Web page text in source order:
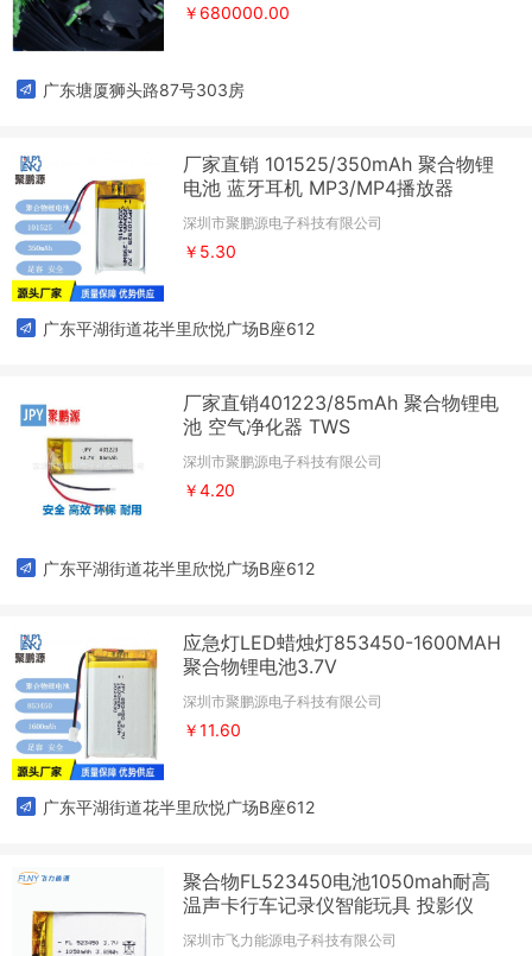
￥680000.00
广东塘厦狮头路87号303房
厂家直销 101525/350mAh 聚合物锂
电池 蓝牙耳机 MP3/MP4播放器
深圳市聚鹏源电子科技有限公司
￥5.30
广东平湖街道花半里欣悦广场B座612
厂家直销401223/85mAh 聚合物锂电
池 空气净化器 TWS
深圳市聚鹏源电子科技有限公司
￥4.20
广东平湖街道花半里欣悦广场B座612
应急灯LED蜡烛灯853450-1600MAH
聚合物锂电池3.7V
深圳市聚鹏源电子科技有限公司
￥11.60
广东平湖街道花半里欣悦广场B座612
聚合物FL523450电池1050mah耐高
温声卡行车记录仪智能玩具 投影仪
深圳市飞力能源电子科技有限公司